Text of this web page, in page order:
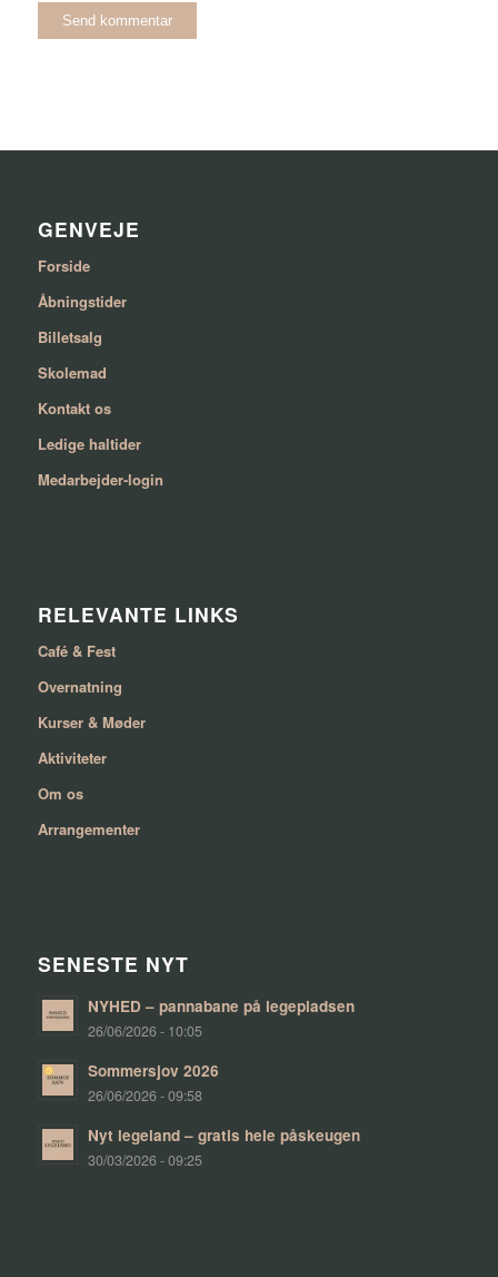
GENVEJE
Forside
Åbningstider
Billetsalg
Skolemad
Kontakt os
Ledige haltider
Medarbejder-login
RELEVANTE LINKS
Café & Fest
Overnatning
Kurser & Møder
Aktiviteter
Om os
Arrangementer
SENESTE NYT
NYHED – pannabane på legepladsen
26/06/2026 - 10:05
Sommersjov 2026
26/06/2026 - 09:58
Nyt legeland – gratis hele påskeugen
30/03/2026 - 09:25